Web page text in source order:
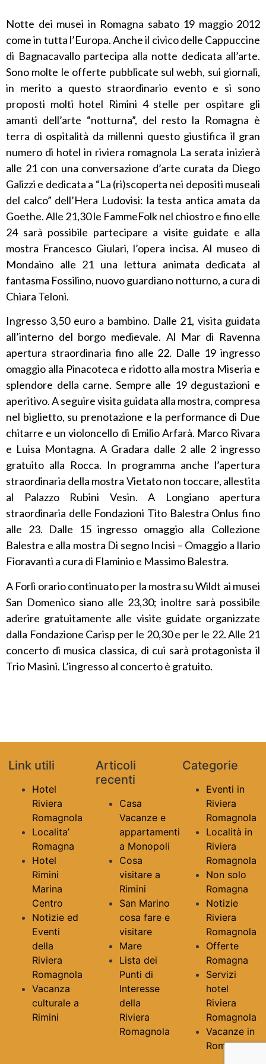
Notte dei musei in Romagna sabato 19 maggio 2012
come in tutta l’Europa. Anche il civico delle Cappuccine
di Bagnacavallo partecipa alla notte dedicata all’arte.
Sono molte le offerte pubblicate sul webh, sui giornali,
in merito a questo straordinario evento e si sono
proposti molti hotel Rimini 4 stelle per ospitare gli
amanti dell’arte “notturna”, del resto la Romagna è
terra di ospitalità da millenni questo giustifica il gran
numero di hotel in riviera romagnola La serata inizierà
alle 21 con una conversazione d’arte curata da Diego
Galizzi e dedicata a “La (ri)scoperta nei depositi museali
del calco” dell’Hera Ludovisi: la testa antica amata da
Goethe. Alle 21,30 le FammeFolk nel chiostro e fino elle
24 sarà possibile partecipare a visite guidate e alla
mostra Francesco Giulari, l’opera incisa. Al museo di
Mondaino alle 21 una lettura animata dedicata al
fantasma Fossilino, nuovo guardiano notturno, a cura di
Chiara Teloni.
Ingresso 3,50 euro a bambino. Dalle 21, visita guidata
all’interno del borgo medievale. Al Mar di Ravenna
apertura straordinaria fino alle 22. Dalle 19 ingresso
omaggio alla Pinacoteca e ridotto alla mostra Miseria e
splendore della carne. Sempre alle 19 degustazioni e
aperitivo. A seguire visita guidata alla mostra, compresa
nel biglietto, su prenotazione e la performance di Due
chitarre e un violoncello di Emilio Arfarà. Marco Rivara
e Luisa Montagna. A Gradara dalle 2 alle 2 ingresso
gratuito alla Rocca. In programma anche l’apertura
straordinaria della mostra Vietato non toccare, allestita
al Palazzo Rubini Vesin. A Longiano apertura
straordinaria delle Fondazioni Tito Balestra Onlus fino
alle 23. Dalle 15 ingresso omaggio alla Collezione
Balestra e alla mostra Di segno Incisi – Omaggio a Ilario
Fioravanti a cura di Flaminio e Massimo Balestra.
A Forlì orario continuato per la mostra su Wildt ai musei
San Domenico siano alle 23,30; inoltre sarà possibile
aderire gratuitamente alle visite guidate organizzate
dalla Fondazione Carisp per le 20,30 e per le 22. Alle 21
concerto di musica classica, di cui sarà protagonista il
Trio Masini. L’ingresso al concerto è gratuito.
Link utili
Hotel
Riviera
Romagnola
Localita’
Romagna
Hotel
Rimini
Marina
Centro
Notizie ed
Eventi
della
Riviera
Romagnola
Vacanza
culturale a
Rimini
Articoli
recenti
Casa
Vacanze e
appartamenti
a Monopoli
Cosa
visitare a
Rimini
San Marino
cosa fare e
visitare
Mare
Lista dei
Punti di
Interesse
della
Riviera
Romagnola
Categorie
Eventi in
Riviera
Romagnola
Località in
Riviera
Romagnola
Non solo
Romagna
Notizie
Riviera
Romagnola
Offerte
Romagna
Servizi
hotel
Riviera
Romagnola
Vacanze in
Romagna